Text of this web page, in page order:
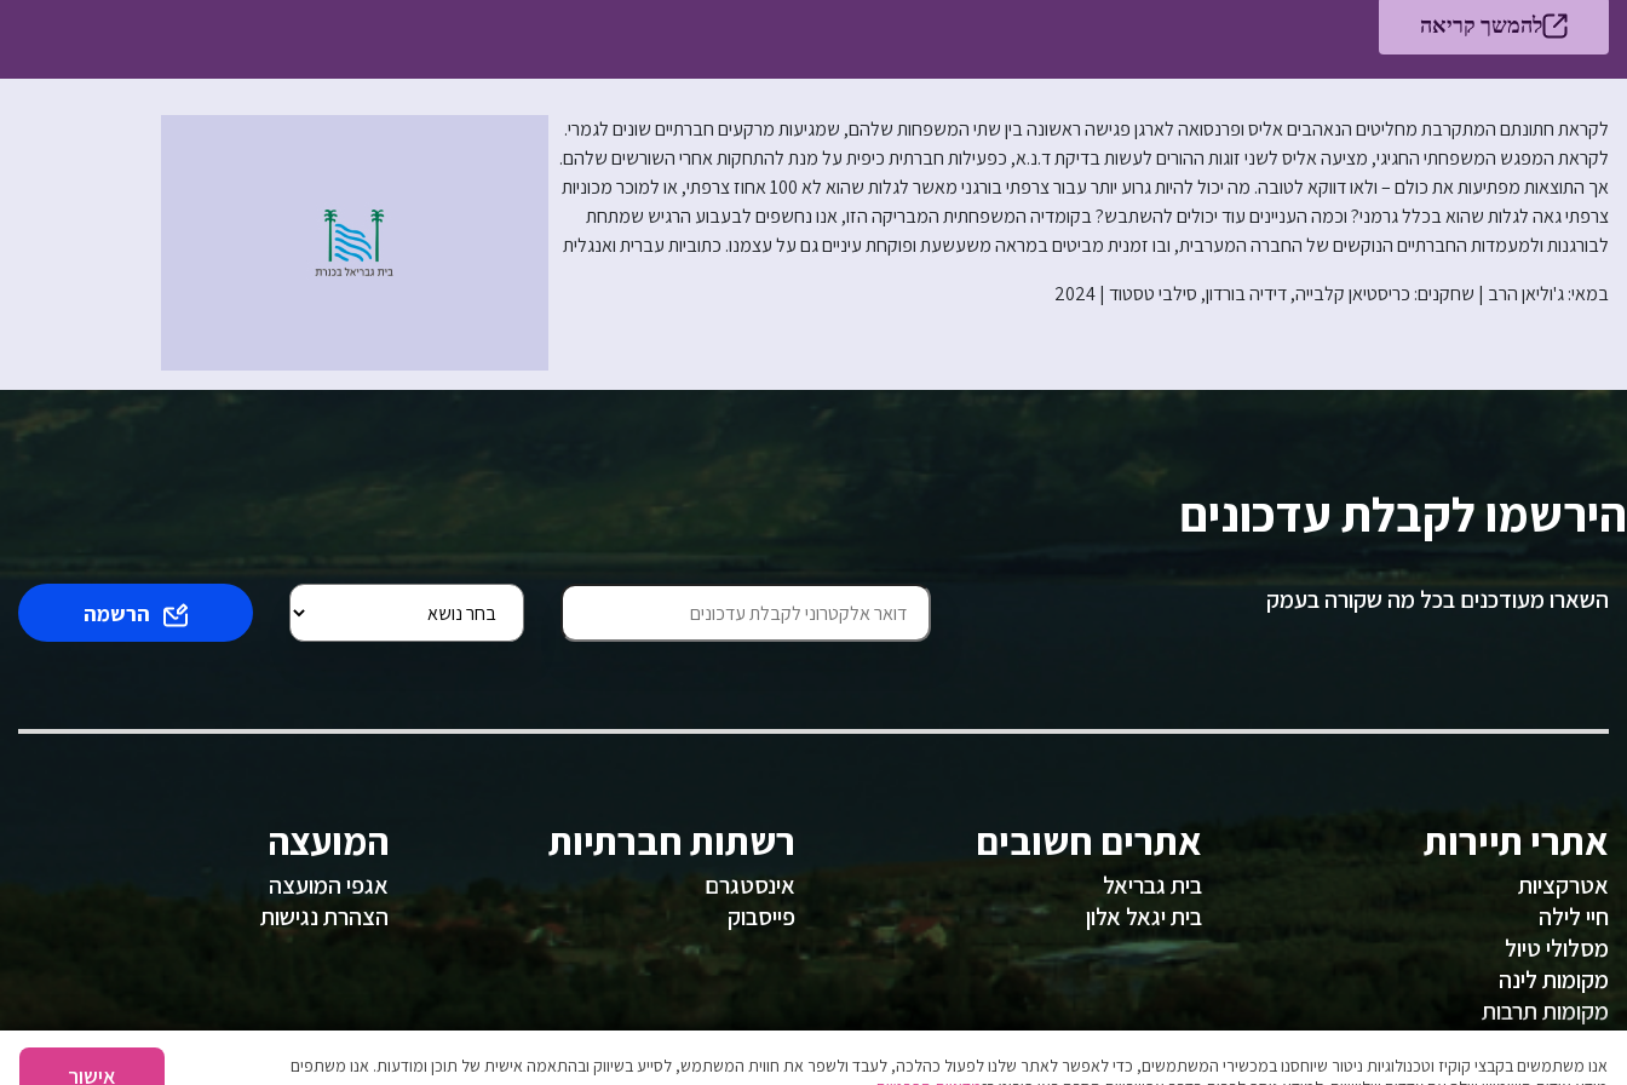
להמשך קריאה
לקראת חתונתם המתקרבת מחליטים הנאהבים אליס ופרנסואה לארגן פגישה ראשונה בין שתי המשפחות שלהם, שמגיעות מרקעים חברתיים שונים לגמרי.
לקראת המפגש המשפחתי החגיגי, מציעה אליס לשני זוגות ההורים לעשות בדיקת ד.נ.א, כפעילות חברתית כיפית על מנת להתחקות אחרי השורשים שלהם.
אך התוצאות מפתיעות את כולם – ולאו דווקא לטובה. מה יכול להיות גרוע יותר עבור צרפתי בורגני מאשר לגלות שהוא לא 100 אחוז צרפתי, או למוכר מכוניות
צרפתי גאה לגלות שהוא בכלל גרמני? וכמה העניינים עוד יכולים להשתבש? בקומדיה המשפחתית המבריקה הזו, אנו נחשפים לבעבוע הרגיש שמתחת
לבורגנות ולמעמדות החברתיים הנוקשים של החברה המערבית, ובו זמנית מביטים במראה משעשעת ופוקחת עיניים גם על עצמנו. כתוביות עברית ואנגלית
במאי: ג'וליאן הרב | שחקנים: כריסטיאן קלבייה, דידיה בורדון, סילבי טסטוד | 2024
הירשמו לקבלת עדכונים
השארו מעודכנים בכל מה שקורה בעמק הרשמה
אתרי תיירות
אטרקציות
חיי לילה
מסלולי טיול
מקומות לינה
מקומות תרבות
אתרים חשובים
בית גבריאל
בית יגאל אלון
רשתות חברתיות
אינסטגרם
פייסבוק
המועצה
אגפי המועצה
הצהרת נגישות
אנו משתמשים בקבצי קוקיז וטכנולוגיות ניטור שיוחסנו במכשירי המשתמשים, כדי לאפשר לאתר שלנו לפעול כהלכה, לעבד ולשפר את חווית המשתמש, לסייע בשיווק ובהתאמה אישית של תוכן ומודעות. אנו משתפים
אישור